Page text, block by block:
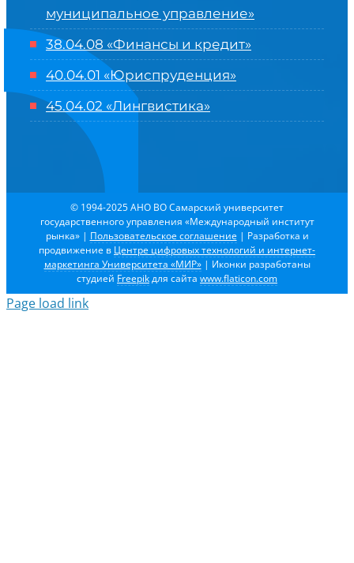
муниципальное управление»
38.04.08 «Финансы и кредит»
40.04.01 «Юриспруденция»
45.04.02 «Лингвистика»
© 1994-2025 АНО ВО Самарский университет
государственного управления «Международный институт
рынка» | Пользовательское соглашение | Разработка и
продвижение в Центре цифровых технологий и интернет-
маркетинга Университета «МИР»| Иконки разработаны
студией Freepikдля сайта www.flaticon.com
Page load link